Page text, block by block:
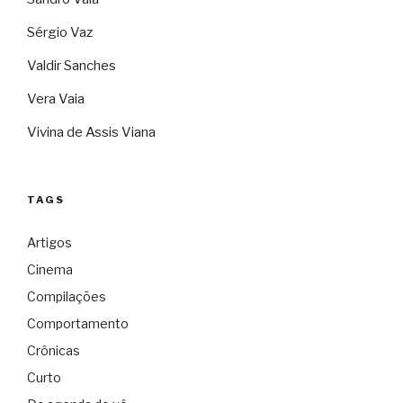
Sérgio Vaz
Valdir Sanches
Vera Vaia
Vivina de Assis Viana
TAGS
Artigos
Cinema
Compilações
Comportamento
Crônicas
Curto